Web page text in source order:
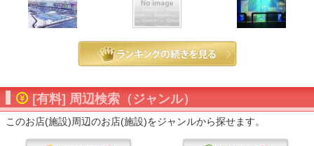
[有料] 周辺検索（ジャンル）
このお店(施設)周辺のお店(施設)をジャンルから探せます。